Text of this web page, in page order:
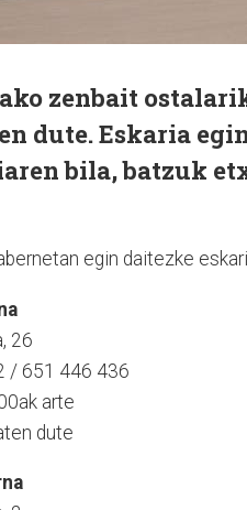
zenbait
dute. Eskaria
bila, batzuk
egin daitezke
26
/ 651 446 436
arte
dute